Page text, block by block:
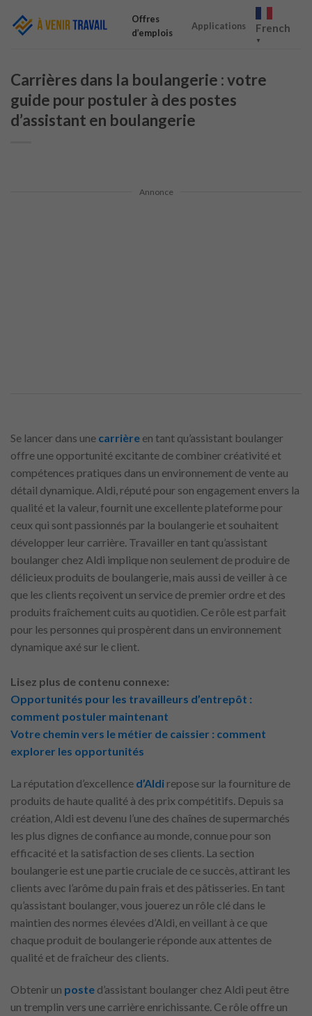
Offres
d’emplois
Applications French
▼
Carrières dans la boulangerie : votre
guide pour postuler à des postes
d’assistant en boulangerie
Annonce
Se lancer dans une carrière en tant qu’assistant boulanger
offre une opportunité excitante de combiner créativité et
compétences pratiques dans un environnement de vente au
détail dynamique. Aldi, réputé pour son engagement envers la
qualité et la valeur, fournit une excellente plateforme pour
ceux qui sont passionnés par la boulangerie et souhaitent
développer leur carrière. Travailler en tant qu’assistant
boulanger chez Aldi implique non seulement de produire de
délicieux produits de boulangerie, mais aussi de veiller à ce
que les clients reçoivent un service de premier ordre et des
produits fraîchement cuits au quotidien. Ce rôle est parfait
pour les personnes qui prospèrent dans un environnement
dynamique axé sur le client.
Lisez plus de contenu connexe:
Opportunités pour les travailleurs d’entrepôt :
comment postuler maintenant
Votre chemin vers le métier de caissier : comment
explorer les opportunités
La réputation d’excellence d’Aldi repose sur la fourniture de
produits de haute qualité à des prix compétitifs. Depuis sa
création, Aldi est devenu l’une des chaînes de supermarchés
les plus dignes de confiance au monde, connue pour son
efficacité et la satisfaction de ses clients. La section
boulangerie est une partie cruciale de ce succès, attirant les
clients avec l’arôme du pain frais et des pâtisseries. En tant
qu’assistant boulanger, vous jouerez un rôle clé dans le
maintien des normes élevées d’Aldi, en veillant à ce que
chaque produit de boulangerie réponde aux attentes de
qualité et de fraîcheur des clients.
Obtenir un poste d’assistant boulanger chez Aldi peut être
un tremplin vers une carrière enrichissante. Ce rôle offre un